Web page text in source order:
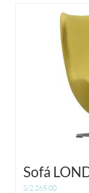
Sofá
S/2,265.00